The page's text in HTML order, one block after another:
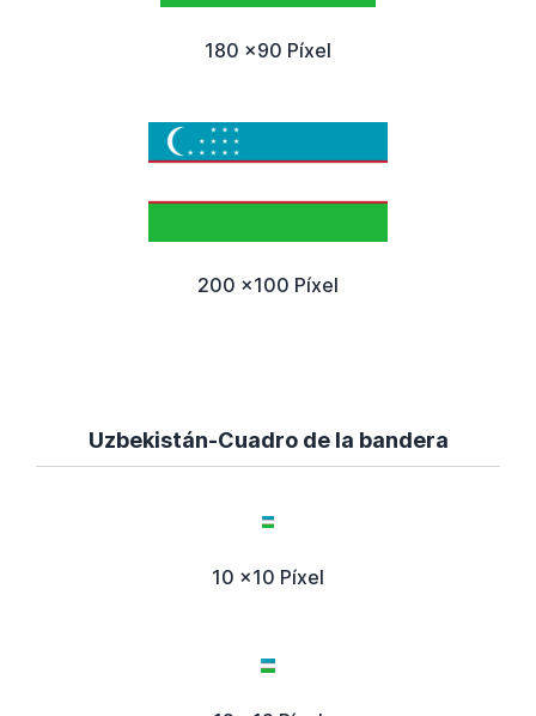
180 x90 Píxel
200 x100 Píxel
Uzbekistán-Cuadro de la bandera
10 x10 Píxel